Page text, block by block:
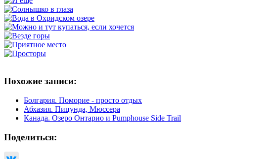
Похожие записи:
Болгария. Поморие - просто отдых
Абхазия. Пицунда, Мюссера
Канада. Озеро Онтарио и Pumphouse Side Trail
Поделиться: